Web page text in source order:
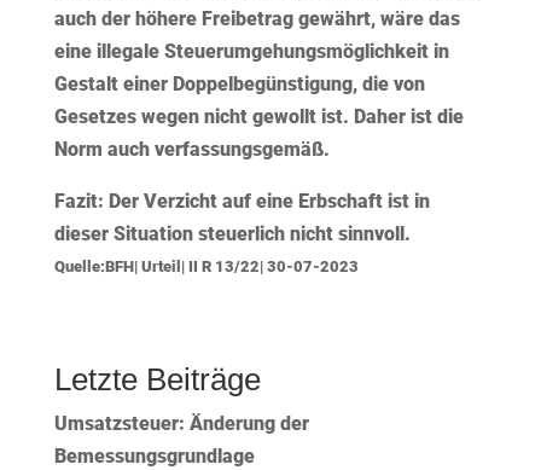
auch der höhere Freibetrag gewährt, wäre das
eine illegale Steuerumgehungsmöglichkeit in
Gestalt einer Doppelbegünstigung, die von
Gesetzes wegen nicht gewollt ist. Daher ist die
Norm auch verfassungsgemäß.
Fazit: Der Verzicht auf eine Erbschaft ist in
dieser Situation steuerlich nicht sinnvoll.
Quelle:BFH| Urteil| II R 13/22| 30-07-2023
Letzte Beiträge
Umsatzsteuer: Änderung der
Bemessungsgrundlage